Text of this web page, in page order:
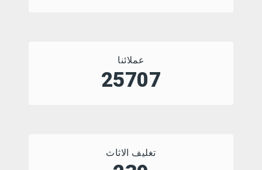
عملائنا
32923
تغليف الاثاث